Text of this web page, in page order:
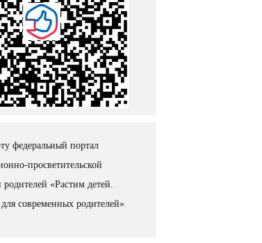
федеральный портал
просветительской
«Растим детей.
современных родителей»